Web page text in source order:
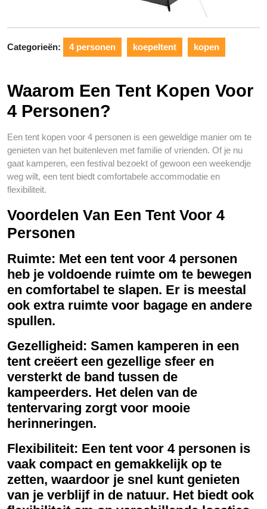
Categorieën: 4 personen koepeltent kopen
Waarom Een Tent Kopen Voor
4 Personen?
Een tent kopen voor 4 personen is een geweldige manier om te
genieten van het buitenleven met familie of vrienden. Of je nu
gaat kamperen, een festival bezoekt of gewoon een weekendje
weg wilt, een tent biedt comfortabele accommodatie en
flexibiliteit.
Voordelen Van Een Tent Voor 4
Personen
Ruimte: Met een tent voor 4 personen
heb je voldoende ruimte om te bewegen
en comfortabel te slapen. Er is meestal
ook extra ruimte voor bagage en andere
spullen.
Gezelligheid: Samen kamperen in een
tent creëert een gezellige sfeer en
versterkt de band tussen de
kampeerders. Het delen van de
tentervaring zorgt voor mooie
herinneringen.
Flexibiliteit: Een tent voor 4 personen is
vaak compact en gemakkelijk op te
zetten, waardoor je snel kunt genieten
van je verblijf in de natuur. Het biedt ook